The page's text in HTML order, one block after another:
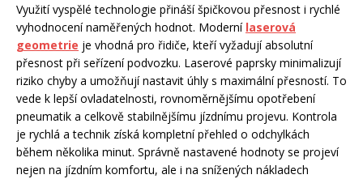
Využití vyspělé technologie přináší špičkovou přesnost i rychlé
vyhodnocení naměřených hodnot. Moderní laserová
geometrie je vhodná pro řidiče, kteří vyžadují absolutní
přesnost při seřízení podvozku. Laserové paprsky minimalizují
riziko chyby a umožňují nastavit úhly s maximální přesností. To
vede k lepší ovladatelnosti, rovnoměrnějšímu opotřebení
pneumatik a celkově stabilnějšímu jízdnímu projevu. Kontrola
je rychlá a technik získá kompletní přehled o odchylkách
během několika minut. Správně nastavené hodnoty se projeví
nejen na jízdním komfortu, ale i na snížených nákladech